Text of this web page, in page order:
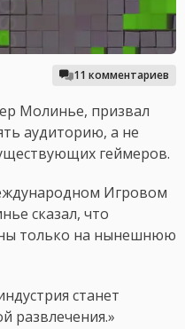
11 комментариев
Молинье, призвал
аудиторию, а не
геймеров.
Игровом
сказал, что
только на нынешнюю
станет
развлечения.»